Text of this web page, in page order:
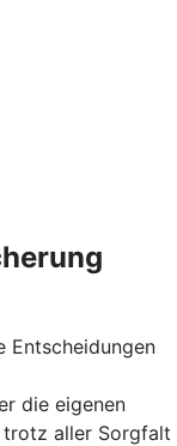
Entscheidungen
die eigenen
trotz aller Sorgfalt